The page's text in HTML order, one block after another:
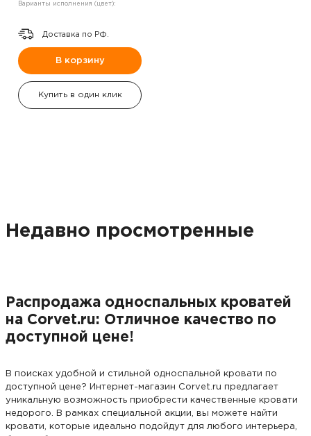
Варианты исполнения (цвет):
Доставка по РФ.
В корзину
Купить в один клик
Недавно просмотренные
Распродажа односпальных кроватей
на Corvet.ru: Отличное качество по
доступной цене!
В поисках удобной и стильной односпальной кровати по
доступной цене? Интернет-магазин Corvet.ru предлагает
уникальную возможность приобрести качественные кровати
недорого. В рамках специальной акции, вы можете найти
кровати, которые идеально подойдут для любого интерьера,